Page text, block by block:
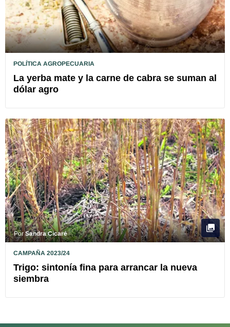
POLÍTICA AGROPECUARIA
La yerba mate y la carne de cabra se suman al
dólar agro
PorSandra Cicaré
CAMPAÑA 2023/24
Trigo: sintonía fina para arrancar la nueva
siembra